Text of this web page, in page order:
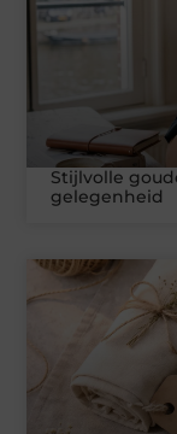
Stijlvolle
gelegenheid